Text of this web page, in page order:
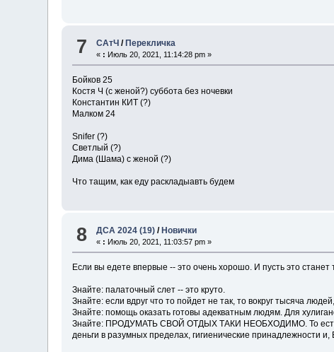
7 САтЧ / Перекличка
« : Июль 20, 2021, 11:14:28 pm »
Бойков 25
Костя Ч (с женой?) суббота без ночевки
Константин КИТ (?)
Малком 24
Snifer (?)
Светлый (?)
Дима (Шама) с женой (?)
Что тащим, как еду раскладыавть будем
8 ДСА 2024 (19) / Новички
« : Июль 20, 2021, 11:03:57 pm »
Если вы едете впервые -- это очень хорошо. И пусть это станет
Знайте: палаточный слет -- это круто.
Знайте: если вдруг что то пойдет не так, то вокруг тысяча
Знайте: помощь оказать готовы адекватным людям. Для
Знайте: ПРОДУМАТЬ СВОЙ ОТДЫХ ТАКИ НЕОБХОДИМО. То есть
деньги в разумных пределах, гигиенические принадлежности